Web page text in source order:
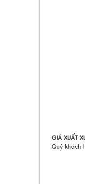
GIÁ XUẤT
Quý khách